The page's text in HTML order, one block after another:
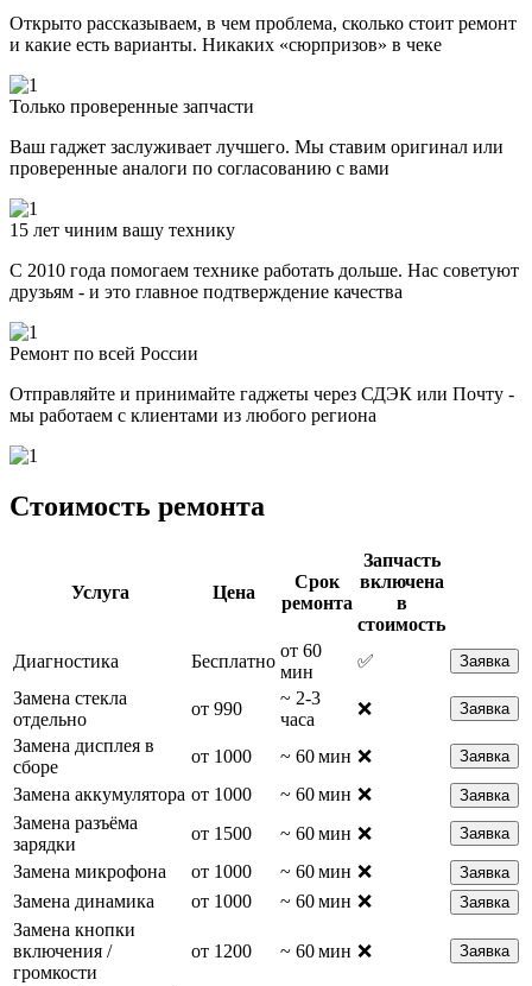
Открыто рассказываем, в чем проблема, сколько стоит ремонт
и какие есть варианты. Никаких «сюрпризов» в чеке
Только проверенные запчасти
Ваш гаджет заслуживает лучшего. Мы ставим оригинал или
проверенные аналоги по согласованию с вами
15 лет чиним вашу технику
С 2010 года помогаем технике работать дольше. Нас советуют
друзьям - и это главное подтверждение качества
Ремонт по всей России
Отправляйте и принимайте гаджеты через СДЭК или Почту -
мы работаем с клиентами из любого региона
Стоимость ремонта
Услуга Цена
Срок
ремонта
Запчасть
включена
в
стоимость
Диагностика
Бесплатно
от 60
мин
✅ Заявка
Замена стекла
отдельно
от 990
~ 2-3
часа
❌ Заявка
Замена дисплея в
сборе
от 1000 ~ 60 мин ❌ Заявка
Замена аккумулятора от 1000 ~ 60 мин ❌ Заявка
Замена разъёма
зарядки
от 1500 ~ 60 мин ❌ Заявка
Замена микрофона от 1000 ~ 60 мин ❌ Заявка
Замена динамика от 1000 ~ 60 мин ❌ Заявка
Замена кнопки
включения /
громкости
от 1200 ~ 60 мин ❌ Заявка